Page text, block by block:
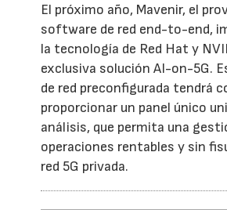
El próximo año, Mavenir, el
software de red end-to-end,
la tecnología de Red Hat y
exclusiva solución AI-on-5G.
de red preconfigurada tendrá
proporcionar un panel único
análisis, que permita una
operaciones rentables y sin
red 5G privada.